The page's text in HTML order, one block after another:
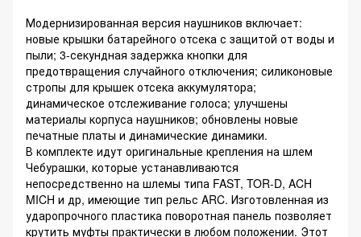
Модернизированная версия наушников включает:
новые крышки батарейного отсека с защитой от воды и
пыли; 3-секундная задержка кнопки для
предотвращения случайного отключения; силиконовые
стропы для крышек отсека аккумулятора;
динамическое отслеживание голоса; улучшены
материалы корпуса наушников; обновлены новые
печатные платы и динамические динамики.
В комплекте идут оригинальные крепления на шлем
Чебурашки, которые устанавливаются
непосредственно на шлемы типа FAST, TOR-D, ACH
MICH и др, имеющие тип рельс ARC. Изготовленная из
ударопрочного пластика поворотная панель позволяет
крутить муфты практически в любом положении. Этот